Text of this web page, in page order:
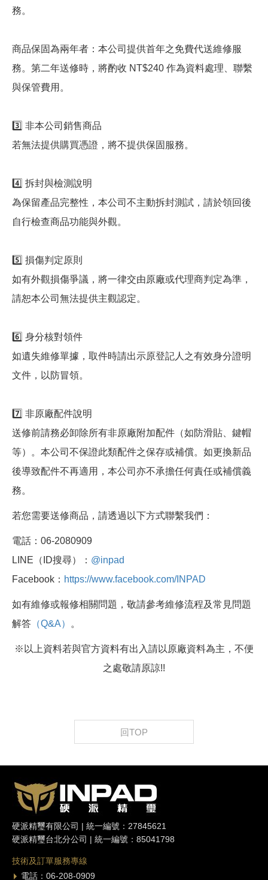
務。
商品保固為兩年者：本公司提供首年之免費代送維修服
務。第二年送修時，將酌收 NT$240 作為資料處理、聯繫
與保管費用。
3️⃣ 非本公司銷售商品
若無法提供購買憑證，將不提供保固服務。
4️⃣ 拆封與檢測說明
為保留產品完整性，本公司不主動拆封測試，請於領回後
自行檢查商品功能與外觀。
5️⃣ 損傷判定原則
如有外觀損傷爭議，將一律交由原廠或代理商判定為準，
請恕本公司無法提供主觀認定。
6️⃣ 身分核對領件
如遺失維修單據，取件時請出示原登記人之有效身分證明
文件，以防冒領。
7️⃣ 非原廠配件說明
送修前請務必卸除所有非原廠附加配件（如防滑貼、鍵帽
等）。本公司不保證此類配件之保存或補償。如更換新品
後導致配件不再適用，本公司亦不承擔任何責任或補償義
務。
若您需要送修商品，請透過以下方式聯繫我們：
電話：06-2080909
LINE（ID搜尋）： @inpad
Facebook： https://www.facebook.com/INPAD
如有維修或報修相關問題，敬請參考維修流程及常見問題
解答 （Q&A） 。
※以上資料若與官方資料有出入請以原廠資料為主，不便
之處敬請原諒!!
回TOP
硬派精璽有限公司 | 統一編號：27845621
硬派精璽台北分公司 | 統一編號：85041798
技術及訂單服務專線
電話：06-208-0909